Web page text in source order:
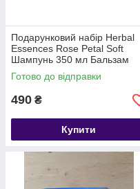
Подарунковий набір Herbal
Essences Rose Petal Soft
Шампунь 350 мл Бальзам
250 мл Маска 300 мл
Готово до відправки
490 ₴
Купити